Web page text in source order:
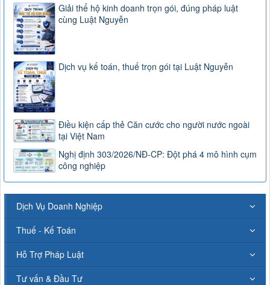
Giải thể hộ kinh doanh trọn gói, đúng pháp luật
cùng Luật Nguyễn
Dịch vụ kế toán, thuế trọn gói tại Luật Nguyễn
Điều kiện cấp thẻ Căn cước cho người nước ngoài
tại Việt Nam
Nghị định 303/2026/NĐ-CP: Đột phá 4 mô hình cụm
công nghiệp
Dịch Vụ Doanh Nghiệp
Thuế - Kế Toán
Hỗ Trợ Pháp Luật
Tư vấn & Đầu Tư